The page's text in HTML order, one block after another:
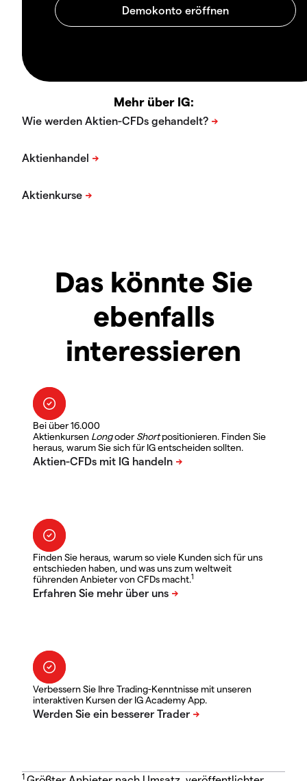
Mehr über IG:
Das könnte Sie
ebenfalls
interessieren
Bei über 16.000
Aktienkursen LongoderShortpositionieren. Finden Sie
heraus, warum Sie sich für IG entscheiden sollten.
Finden Sie heraus, warum so viele Kunden sich für uns
entschieden haben, und was uns zum weltweit
führenden Anbieter von CFDs macht.1
Verbessern Sie Ihre Trading-Kenntnisse mit unseren
interaktiven Kursen der IG Academy App.
1